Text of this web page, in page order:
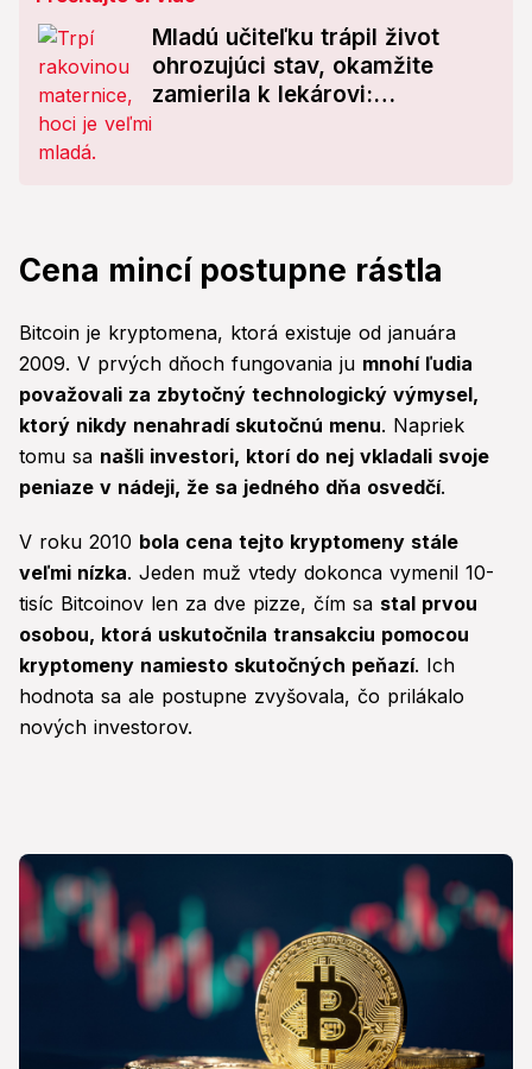
Mladú učiteľku trápil život
ohrozujúci stav, okamžite
zamierila k lekárovi:
Cena mincí postupne rástla
Bitcoin je kryptomena, ktorá existuje od januára
2009. V prvých dňoch fungovania ju mnohí ľudia
považovali za zbytočný technologický výmysel,
ktorý nikdy nenahradí skutočnú menu. Napriek
tomu sa našli investori, ktorí do nej vkladali svoje
peniaze v nádeji, že sa jedného dňa osvedčí.
V roku 2010 bola cena tejto kryptomeny stále
veľmi nízka. Jeden muž vtedy dokonca vymenil 10-
tisíc Bitcoinov len za dve pizze, čím sa stal prvou
osobou, ktorá uskutočnila transakciu pomocou
kryptomeny namiesto skutočných peňazí. Ich
hodnota sa ale postupne zvyšovala, čo prilákalo
nových investorov.